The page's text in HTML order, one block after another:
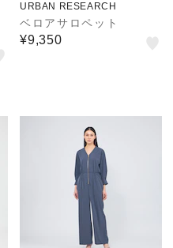
URBAN RESEARCH
ベロアサロペット
¥9,350